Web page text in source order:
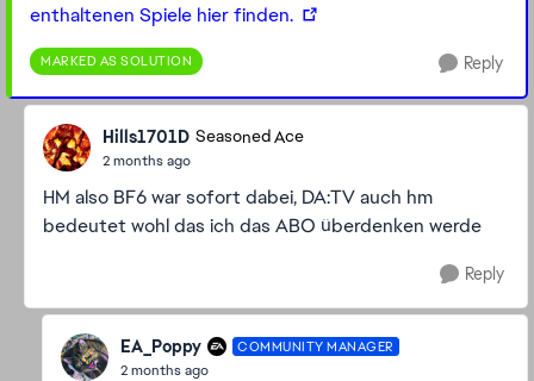
enthaltenen Spiele hier finden.
MARKED AS SOLUTION Reply
Hills1701D Seasoned Ace
2 months ago
HM also BF6 war sofort dabei, DA:TV auch hm
bedeutet wohl das ich das ABO überdenken werde
Reply
EA_Poppy COMMUNITY MANAGER
2 months ago